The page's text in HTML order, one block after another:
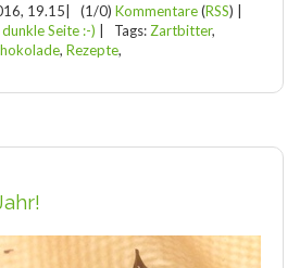
19.15 (1/0) Kommentare(RSS) |
Seite :-) Tags: Zartbitter,
, Rezepte,